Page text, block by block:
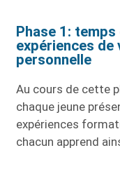
Phase 1: temps
expériences
personnelle
Au cours de cette
chaque jeune
expériences
chacun apprend